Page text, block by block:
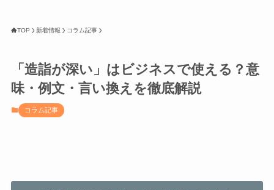
TOP 新着情報 コラム記事
「造詣が深い」はビジネスで使える？意
味・例文・言い換えを徹底解説
コラム記事